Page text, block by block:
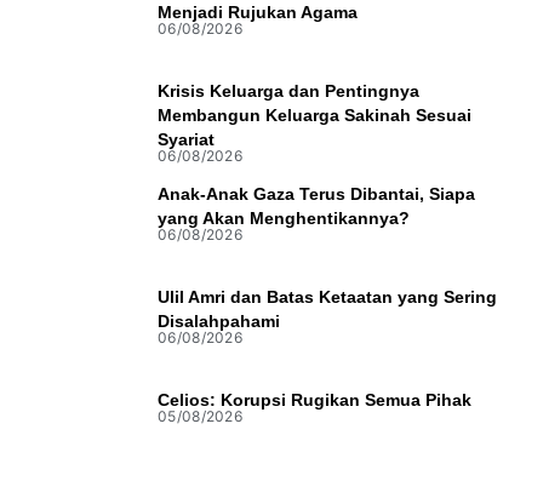
Menjadi Rujukan Agama
06/08/2026
Krisis Keluarga dan Pentingnya
Membangun Keluarga Sakinah Sesuai
Syariat
06/08/2026
Anak-Anak Gaza Terus Dibantai, Siapa
yang Akan Menghentikannya?
06/08/2026
Ulil Amri dan Batas Ketaatan yang Sering
Disalahpahami
06/08/2026
Celios: Korupsi Rugikan Semua Pihak
05/08/2026